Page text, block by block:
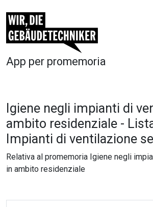
App per promemoria
Igiene negli impianti di
ambito residenziale -
Impianti di ventilazione
Relativa al promemoria Igiene negli
in ambito residenziale